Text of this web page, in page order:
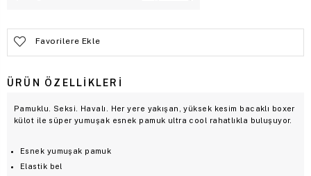
Favorilere Ekle
ÜRÜN ÖZELLIKLERI
Pamuklu. Seksi. Havalı. Her yere yakışan, yüksek kesim bacaklı boxer
külot ile süper yumuşak esnek pamuk ultra cool rahatlıkla buluşuyor.
Esnek yumuşak pamuk
Elastik bel